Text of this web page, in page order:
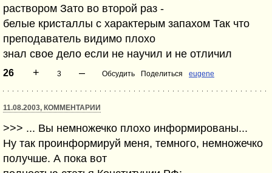
раствором Зато во второй раз -
белые кристаллы с характерым запахом Так что
преподаватель видимо плохо
знал свое дело если не научил и не отличил
26 + 3 – Обсудить Поделиться eugene
11.08.2003, КОММЕНТАРИИ
>>> ... Вы немножечко плохо информированы...
Ну так проинформируй меня, темного, немножечко
получше. А пока вот